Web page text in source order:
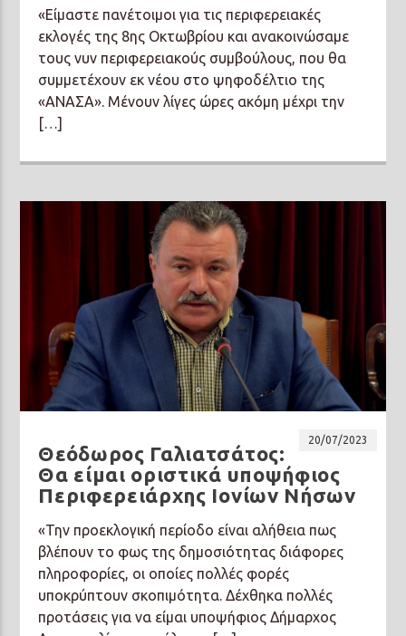
«Είμαστε πανέτοιμοι για τις περιφερειακές
εκλογές της 8ης Οκτωβρίου και ανακοινώσαμε
τους νυν περιφερειακούς συμβούλους, που θα
συμμετέχουν εκ νέου στο ψηφοδέλτιο της
«ΑΝΑΣΑ». Μένουν λίγες ώρες ακόμη μέχρι την
[…]
20/07/2023
Θεόδωρος Γαλιατσάτος:
Θα είμαι οριστικά υποψήφιος
Περιφερειάρχης Ιονίων Νήσων
«Την προεκλογική περίοδο είναι αλήθεια πως
βλέπουν το φως της δημοσιότητας διάφορες
πληροφορίες, οι οποίες πολλές φορές
υποκρύπτουν σκοπιμότητα. Δέχθηκα πολλές
προτάσεις για να είμαι υποψήφιος Δήμαρχος